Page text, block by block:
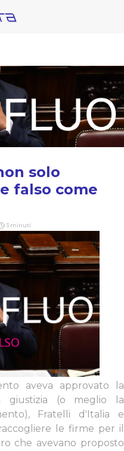
solo
falso come
3 minuti
aveva approvato la
giustizia (o meglio la
Fratelli d'Italia e
le firme per il
che avevano proposto